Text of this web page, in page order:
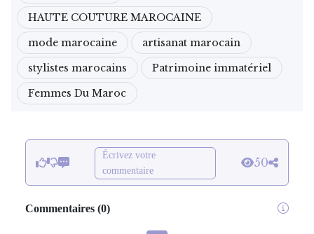
HAUTE COUTURE MAROCAINE
mode marocaine
artisanat marocain
stylistes marocains
Patrimoine immatériel
Femmes Du Maroc
Écrivez votre
commentaire
50
Commentaires (0)